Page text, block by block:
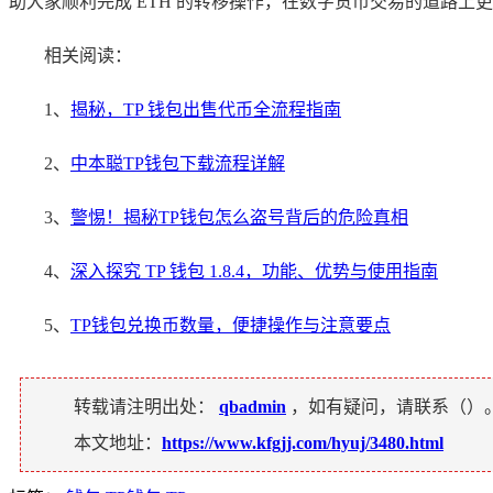
相关阅读：
1、 揭秘，TP 钱包出售代币全流程指南
2、 中本聪TP钱包下载流程详解
3、 警惕！揭秘TP钱包怎么盗号背后的危险真相
4、 深入探究 TP 钱包 1.8.4，功能、优势与使用指南
5、 TP钱包兑换币数量，便捷操作与注意要点
转载请注明出处： qbadmin ，如有疑问，请联系（）。
本文地址： https://www.kfgjj.com/hyuj/3480.html